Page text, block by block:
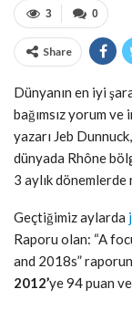
0
3
Share
Dünyanın en iyi
bağımsız yorum ve
yazarı Jeb
dünyada Rhône
3 aylık dönemlerde
Geçtiğimiz aylarda
Raporu olan: “A
and 2018s”
2012’ye 94 puan